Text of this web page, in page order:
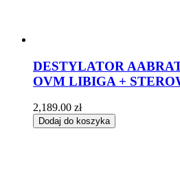
DESTYLATOR
OVM LIBIGA +
2,189.00 zł
Dodaj do koszyka